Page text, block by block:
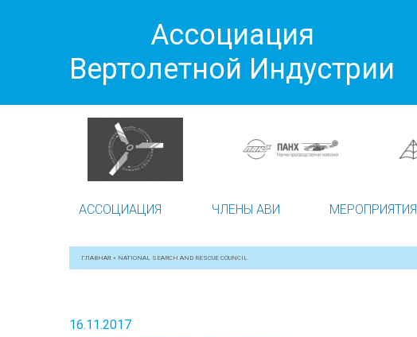
Ассоциация
Вертолетной Индустрии
АССОЦИАЦИЯ ЧЛЕНЫ АВИ МЕРОПРИЯТИЯ
ГЛАВНАЯ » NATIONAL SEARCH AND RESCUE COUNCIL
16.11.2017